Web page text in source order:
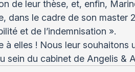
de leur thèse, et, enfin,
dans le cadre de son master
et de l’indemnisation ».
à elles ! Nous leur souhaitons
sein du cabinet de Angelis &